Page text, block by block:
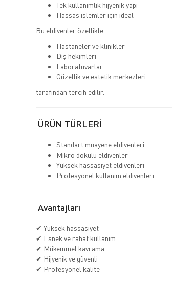
Tek kullanımlık hijyenik yapı
Hassas işlemler için ideal
Bu eldivenler özellikle:
Hastaneler ve klinikler
Diş hekimleri
Laboratuvarlar
Güzellik ve estetik merkezleri
tarafından tercih edilir.
ÜRÜN TÜRLERİ
Standart muayene eldivenleri
Mikro dokulu eldivenler
Yüksek hassasiyet eldivenleri
Profesyonel kullanım eldivenleri
Avantajları
✔ Yüksek hassasiyet
✔ Esnek ve rahat kullanım
✔ Mükemmel kavrama
✔ Hijyenik ve güvenli
✔ Profesyonel kalite